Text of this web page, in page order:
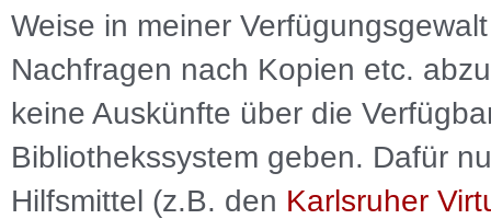
Weise in meiner
Nachfragen nach Kopien etc.
keine Auskünfte über die
Bibliothekssystem geben. Dafür
Hilfsmittel (z.B. den Karlsruher